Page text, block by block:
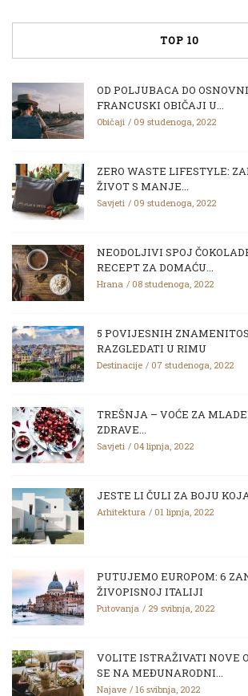
TOP 10
OD POLJUBACA DO
FRANCUSKI OBIČAJI U...
Običaji 09 studenoga, 2022
ZERO WASTE LIFESTYLE:
ŽIVOT S MANJE...
Savjeti 09 studenoga, 2022
NEODOLJIVI SPOJ
RECEPT ZA DOMAĆU...
Hrana 08 studenoga, 2022
5 POVIJESNIH
RAZGLEDATI U RIMU
Destinacije 07 studenoga, 2022
TREŠNJA – VOĆE ZA
ZDRAVE...
Savjeti 04 lipnja, 2022
JESTE LI ČULI ZA BOJU
Arhitektura 01 lipnja, 2022
PUTUJEMO EUROPOM: 6
ŽIVOPISNOJ ITALIJI
Putovanja 29 svibnja, 2022
VOLITE ISTRAŽIVATI NOVE
SE NA MEĐUNARODNI...
Najave 16 svibnja, 2022